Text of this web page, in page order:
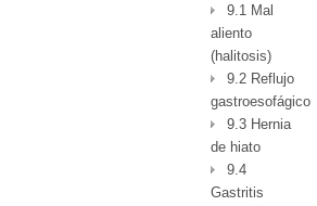
9.1 Mal
aliento
(halitosis)
9.2 Reflujo
gastroesofágico
9.3 Hernia
de hiato
9.4
Gastritis